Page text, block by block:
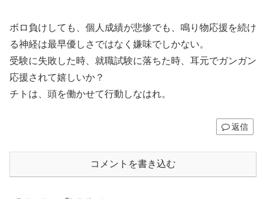
ボロ負けしても、個人成績が悲惨でも、鳴り物応援を続け
る神経は最早優しさではなく嫌味でしかない。
受験に失敗した時、就職試験に落ちた時、耳元でガンガン
応援されて嬉しいか？
チトは、頭を働かせて行動しなはれ。
返信
コメントを書き込む